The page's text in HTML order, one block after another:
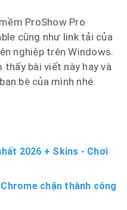
ProShow Pro
cũng như link tải của
nghiệp trên Windows.
thấy bài viết này hay và
bè của mình nhé.
2026 + Skins - Chơi
chặn thành công